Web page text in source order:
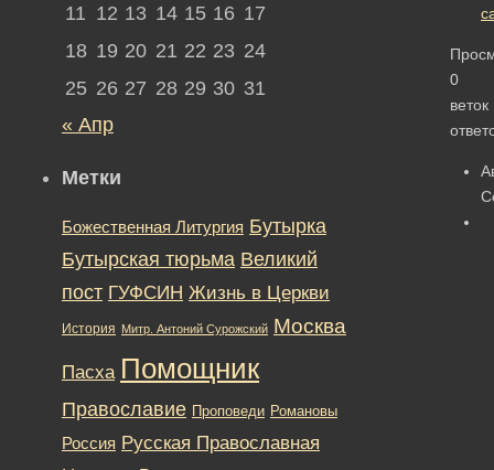
0
веток
11 12 13 14 15 16 17
18 19 20 21 22 23 24
25 26 27 28 29 30 31
« Апр
Метки
Божественная Литургия Бутырка
Бутырская тюрьма Великий
пост ГУФСИН Жизнь в Церкви
История Митр. Антоний Сурожский Москва
Пасха Помощник
Православие Проповеди Романовы
Россия Русская Православная